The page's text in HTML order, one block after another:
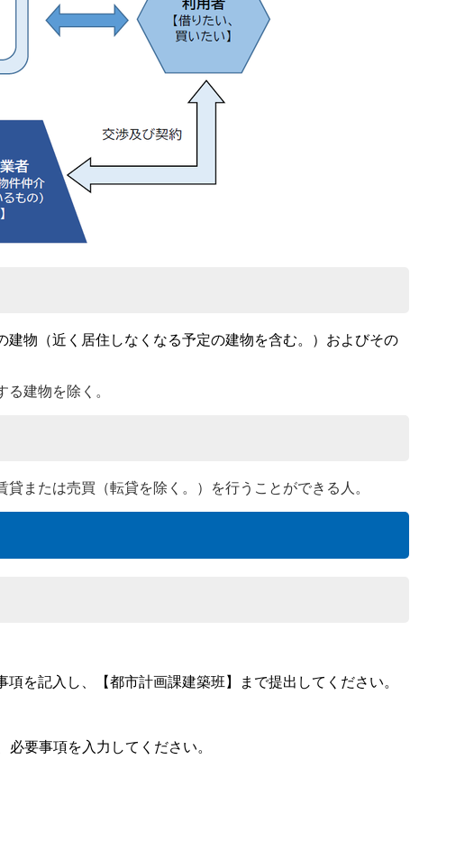
物（近く居住しなくなる予定の建物を含む。）およびその
建物を除く。
または売買（転貸を除く。）を行うことができる人。
を記入し、【都市計画課建築班】まで提出してください。
要事項を入力してください。